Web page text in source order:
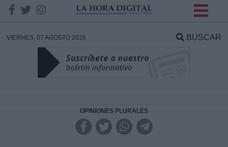
VIERNES, 07 AGOSTO 2026 BUSCAR
OPINIONES PLURALES
DATOS
Responsable: